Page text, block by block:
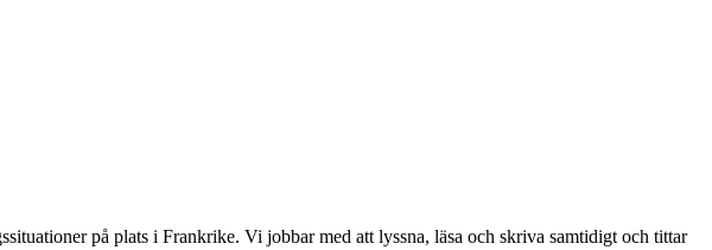
på plats i Frankrike. Vi jobbar med att lyssna, läsa och skriva samtidigt och tittar